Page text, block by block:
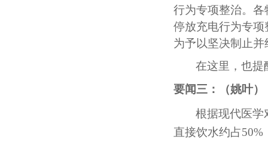
行为专项整治。
停放充电行为专
为予以坚决制止
在这里，也提
要闻三：（姚叶）
根据现代医学
直接饮水约占